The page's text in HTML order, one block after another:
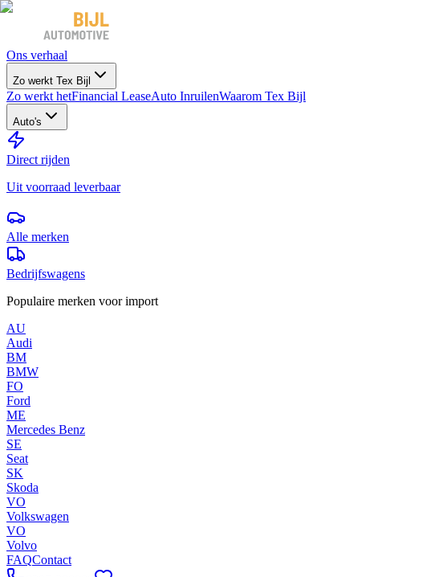
Ons verhaal
Zo werkt Tex Bijl
Zo werkt hetFinancial LeaseAuto InruilenWaarom Tex Bijl
Auto's
Direct rijden
Uit voorraad leverbaar
Alle merken
Bedrijfswagens
Populaire merken voor import
AU
Audi
BM
BMW
FO
Ford
ME
Mercedes Benz
SE
Seat
SK
Skoda
VO
Volkswagen
VO
Volvo
FAQContact